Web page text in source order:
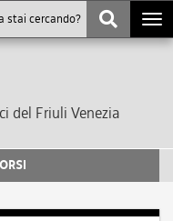
del Friuli Venezia